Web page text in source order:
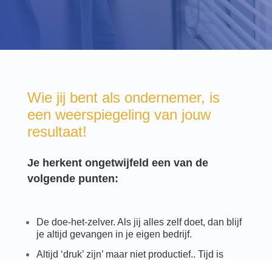
Wie jij bent als ondernemer, is
een weerspiegeling van jouw
resultaat!
Je herkent ongetwijfeld een van de
volgende punten:
De doe-het-zelver. Als jij alles zelf doet, dan blijf
je altijd gevangen in je eigen bedrijf.
Altijd ‘druk’ zijn’ maar niet productief.. Tijd is